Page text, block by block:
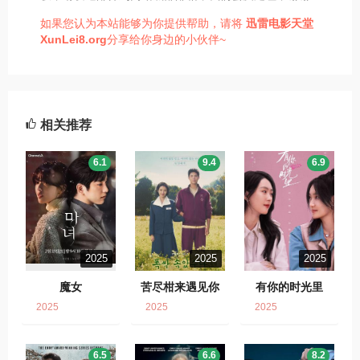
如果您认为本站能够为你提供帮助，请将 迅雷电影天堂
XunLei8.org分享给你身边的小伙伴~
相关推荐
2025
魔女
6.1
2025
2025
苦尽柑来遇见你
9.4
2025
2025
有你的时光里
6.9
2025
6.5 6.6 8.2